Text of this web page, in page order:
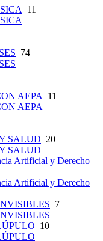
11
74
AEPA
11
AEPA
SALUD 20
SALUD
Artificial y Derecho
Artificial y Derecho
7
10